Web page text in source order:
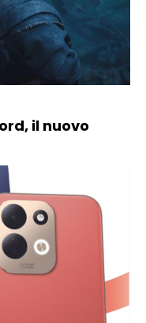
il nuovo